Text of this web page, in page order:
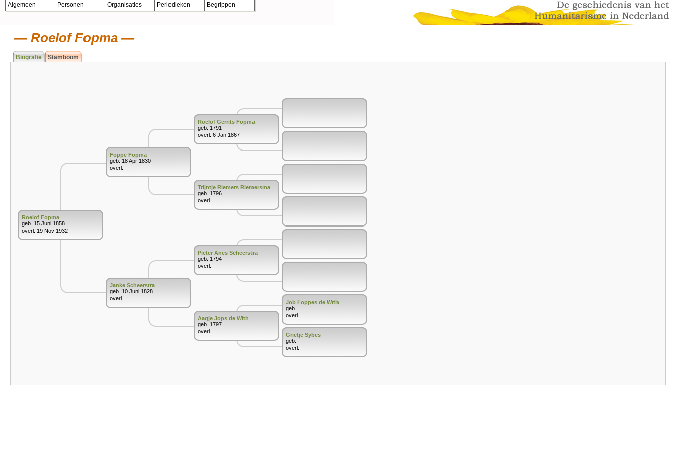
Algemeen Personen Organisaties Periodieken Begrippen
Roelof Fopma
Biografie Stamboom
Roelof Fopma
geb. 15 Juni 1858
overl. 19 Nov 1932
Foppe Fopma
geb. 18 Apr 1830
overl.
Janke Scheerstra
geb. 10 Juni 1828
overl.
Roelof Gerrits Fopma
geb. 1791
overl. 6 Jan 1867
Trijntje Riemers Riemersma
geb. 1796
overl.
Pieter Anes Scheerstra
geb. 1794
overl.
Aagje Jops de With
geb. 1797
overl.
Job Foppes de With
geb.
overl.
Grietje Sybes
geb.
overl.